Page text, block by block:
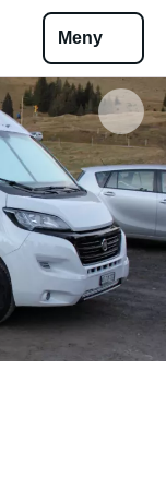
Meny